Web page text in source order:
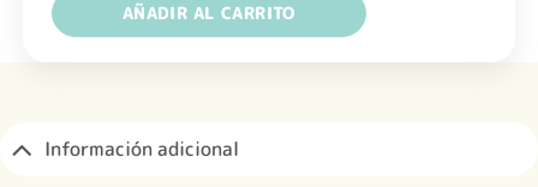
AÑADIR AL CARRITO
Información adicional